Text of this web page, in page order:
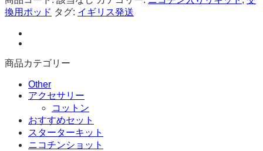
ル
ッ
ド)
メ
ソ
ー
味
ニ
コ
換用ポッド タグ: イギリス発送
商品カテゴリー
Other
アクセサリー
コットン
おすすめセット
スターターキット
ニコチンショット